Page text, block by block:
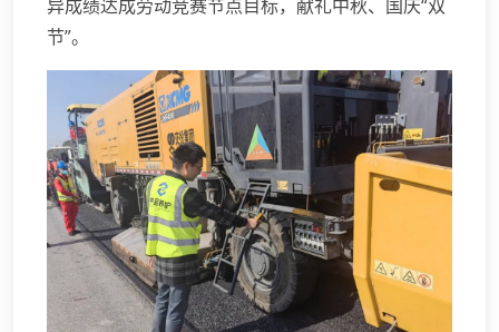
异成绩达成劳动竞赛节点目标，献礼中秋、国庆“双
节”。